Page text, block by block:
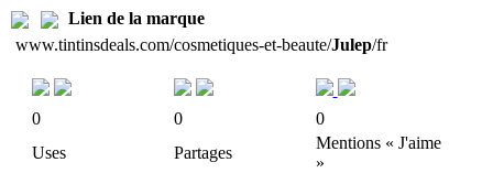
Lien de la marque
www.tintinsdeals.com/cosmetiques-et-beaute/Julep/fr
0 0
0
Uses
Partages
Mentions « J'aime
»